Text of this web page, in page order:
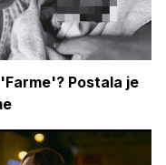
Postala je